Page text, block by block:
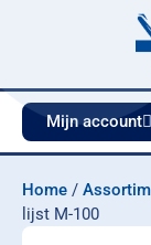
Mijn account
Home /
lijst M-100